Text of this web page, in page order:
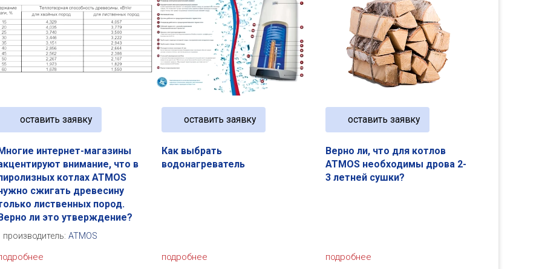
интернет-магазины
внимание, что в
котлах ATMOS
сжигать древесину
лиственных пород.
ли это утверждение?
производитель:ATMOS
оставить заявку
Как выбрать
водонагреватель
подробнее
оставить заявку
Верно ли, что для котлов
ATMOS необходимы дрова 2-
3 летней сушки?
подробнее
оставить заявку